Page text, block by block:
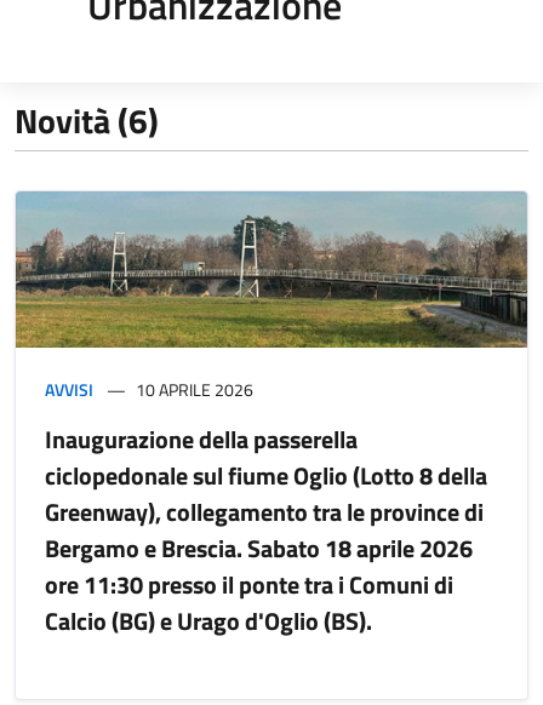
Novità (6)
AVVISI 10 APRILE 2026
Inaugurazione della passerella
ciclopedonale sul fiume Oglio (Lotto 8 della
Greenway), collegamento tra le province di
Bergamo e Brescia. Sabato 18 aprile 2026
ore 11:30 presso il ponte tra i Comuni di
Calcio (BG) e Urago d'Oglio (BS).